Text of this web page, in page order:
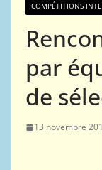
COMPÉTITIONS
par
de
13 novembre